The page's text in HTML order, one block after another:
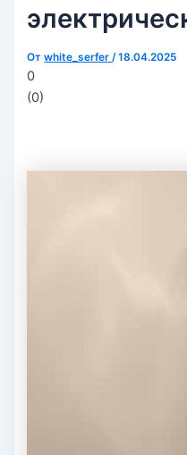
Отwhite_serfer/18.04.2025
0
(0)